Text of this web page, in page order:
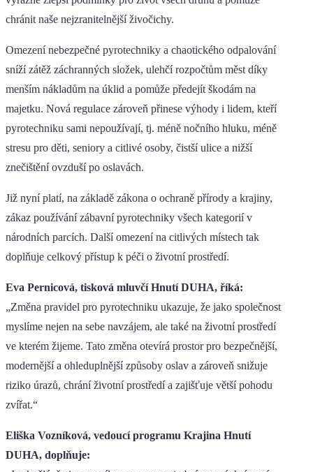
chránit naše nejzranitelnější živočichy.
Omezení nebezpečné pyrotechniky a chaotického odpalování
sníží zátěž záchranných složek, ulehčí rozpočtům měst díky
menším nákladům na úklid a pomůže předejít škodám na
majetku. Nová regulace zároveň přinese výhody i lidem, kteří
pyrotechniku sami nepoužívají, tj. méně nočního hluku, méně
stresu pro děti, seniory a citlivé osoby, čistší ulice a nižší
znečištění ovzduší po oslavách.
Již nyní platí, na základě zákona o ochraně přírody a krajiny,
zákaz používání zábavní pyrotechniky všech kategorií v
národních parcích. Další omezení na citlivých místech tak
doplňuje celkový přístup k péči o životní prostředí.
Eva Pernicová, tisková mluvčí Hnutí DUHA, říká:
„Změna pravidel pro pyrotechniku ukazuje, že jako společnost
myslíme nejen na sebe navzájem, ale také na životní prostředí
ve kterém žijeme. Tato změna otevírá prostor pro bezpečnější,
modernější a ohleduplnější způsoby oslav a zároveň snižuje
riziko úrazů, chrání životní prostředí a zajišťuje větší pohodu
zvířat.“
Eliška Vozníková, vedoucí programu Krajina Hnutí
DUHA, doplňuje: